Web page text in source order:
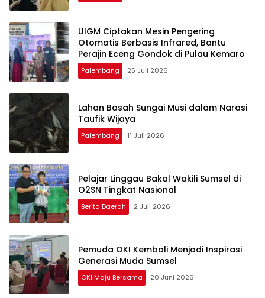
UIGM Ciptakan Mesin Pengering
Otomatis Berbasis Infrared, Bantu
Perajin Eceng Gondok di Pulau Kemaro
Palembang 25 Juli 2026
Lahan Basah Sungai Musi dalam Narasi
Taufik Wijaya
Palembang 11 Juli 2026
Pelajar Linggau Bakal Wakili Sumsel di
O2SN Tingkat Nasional
Berita Daerah 2 Juli 2026
Pemuda OKI Kembali Menjadi Inspirasi
Generasi Muda Sumsel
OKI Maju Bersama 20 Juni 2026